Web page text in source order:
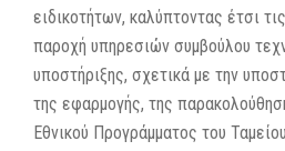
ειδικοτήτων, καλύπτοντας έτσι
παροχή υπηρεσιών συμβούλου
υποστήριξης, σχετικά με την
της εφαρμογής, της
Εθνικού Προγράμματος του